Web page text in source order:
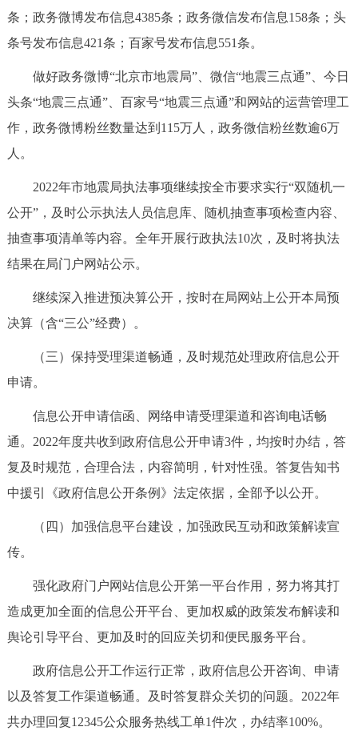
北京概况 十六区概览 人文北京
绿色北京 图说北京 视频北京
多语种
한국어
ESPAÑOL العربية PORTUGUÊS
条；政务微博发布信息4385条；政务微信发布信息158条；头
条号发布信息421条；百家号发布信息551条。
做好政务微博“北京市地震局”、微信“地震三点通”、今日
头条“地震三点通”、百家号“地震三点通”和网站的运营管理工
作，政务微博粉丝数量达到115万人，政务微信粉丝数逾6万
人。
2022年市地震局执法事项继续按全市要求实行“双随机一
公开”，及时公示执法人员信息库、随机抽查事项检查内容、
抽查事项清单等内容。全年开展行政执法10次，及时将执法
结果在局门户网站公示。
继续深入推进预决算公开，按时在局网站上公开本局预
决算（含“三公”经费）。
（三）保持受理渠道畅通，及时规范处理政府信息公开
申请。
信息公开申请信函、网络申请受理渠道和咨询电话畅
通。2022年度共收到政府信息公开申请3件，均按时办结，答
复及时规范，合理合法，内容简明，针对性强。答复告知书
中援引《政府信息公开条例》法定依据，全部予以公开。
（四）加强信息平台建设，加强政民互动和政策解读宣
传。
强化政府门户网站信息公开第一平台作用，努力将其打
造成更加全面的信息公开平台、更加权威的政策发布解读和
舆论引导平台、更加及时的回应关切和便民服务平台。
政府信息公开工作运行正常，政府信息公开咨询、申请
以及答复工作渠道畅通。及时答复群众关切的问题。2022年
共办理回复12345公众服务热线工单1件次，办结率100%。